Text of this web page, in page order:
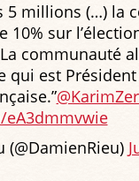
5 millions (…) la
10% sur
communauté
qui est